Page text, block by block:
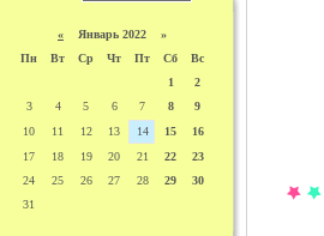
« Январь 2022 »
Пн
Вт Ср Чт Пт Сб
Вс
1
2
3
4 5 6 7 8
9
10
11 12 13 14 15
16
17
18 19 20 21 22
23
24
25 26 27 28 29
30
31